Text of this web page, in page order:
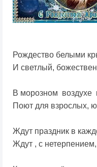
Рождество белыми
И светлый,
В морозном воздухе
Поют для взрослых,
Ждут праздник в
Ждут , с